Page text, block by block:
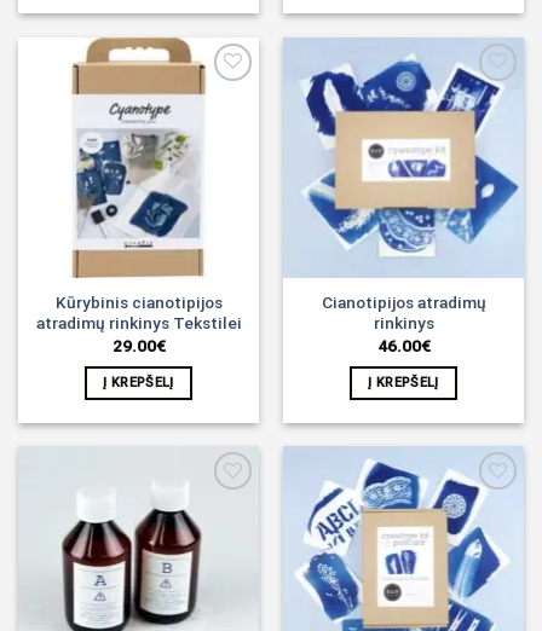
Kūrybinis cianotipijos
atradimų rinkinys Tekstilei
29.00€
Į KREPŠELĮ
Noriu!
Cianotipijos atradimų
rinkinys
46.00€
Į KREPŠELĮ
Noriu!